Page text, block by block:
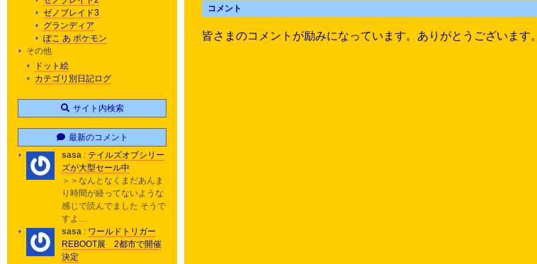
コメント
皆さまのコメントが励みになっています。ありがとうございます。
ゼノブレイド3
グランディア
ぽこ あ ポケモン
その他
ドット絵
カテゴリ別日記ログ
サイト内検索
最新のコメント
sasa : テイルズオブシリー
ズが大型セール中
＞＞なんとなくまだあんま
り時間が経ってないような
感じで読んでました そうで
すよ…
sasa : ワールドトリガー
REBOOT展 2都市で開催
決定